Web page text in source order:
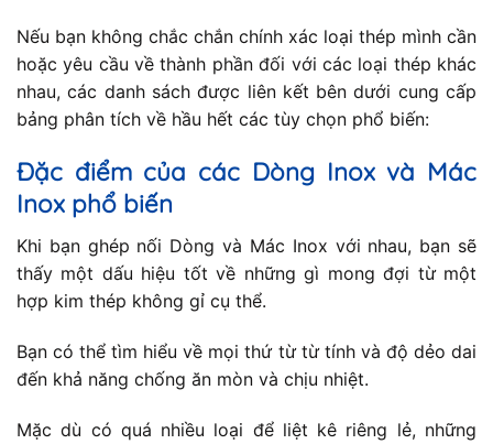
Nếu bạn không chắc chắn chính xác loại thép mình cần
hoặc yêu cầu về thành phần đối với các loại thép khác
nhau, các danh sách được liên kết bên dưới cung cấp
bảng phân tích về hầu hết các tùy chọn phổ biến:
Đặc điểm của các Dòng Inox và Mác
Inox phổ biến
Khi bạn ghép nối Dòng và Mác Inox với nhau, bạn sẽ
thấy một dấu hiệu tốt về những gì mong đợi từ một
hợp kim thép không gỉ cụ thể.
Bạn có thể tìm hiểu về mọi thứ từ từ tính và độ dẻo dai
đến khả năng chống ăn mòn và chịu nhiệt.
Mặc dù có quá nhiều loại để liệt kê riêng lẻ, những